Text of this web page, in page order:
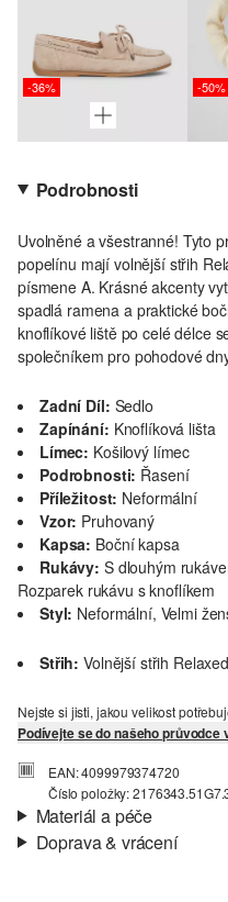
-36% -50%
Podrobnosti
Uvolněné a všestranné! Tyto
popelínu mají volnější střih
písmene A. Krásné akcenty
spadlá ramena a praktické
knoflíkové liště po celé délce
společníkem pro pohodové
Zadní Díl: Sedlo
Zapínání: Knoflíková lišta
Límec: Košilový límec
Podrobnosti: Řasení
Příležitost: Neformální
Vzor: Pruhovaný
Kapsa: Boční kapsa
Rukávy: S dlouhým
Rozparek rukávu s knoflíkem
Styl: Neformální, Velmi
Střih: Volnější střih
Nejste si jisti, jakou velikost
Podívejte se do našeho průvodce
EAN: 4099979374720
Číslo položky:
Materiál a péče
Doprava & vrácení